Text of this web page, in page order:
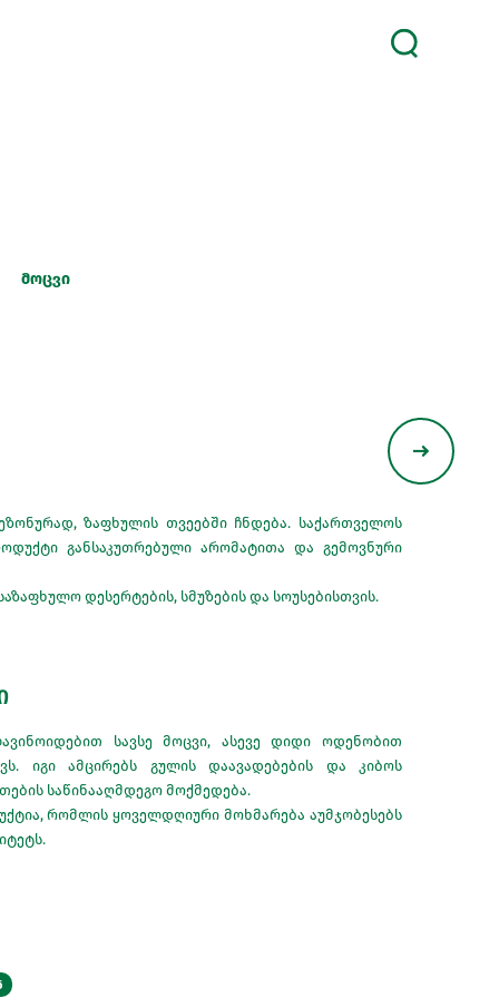
მოცვი
ზაფხულის თვეებში ჩნდება. საქართველოს
განსაკუთრებული არომატითა და გემოვნური
დესერტების, სმუზების და სოუსებისთვის.
სავსე მოცვი, ასევე დიდი ოდენობით
იგი ამცირებს გულის დაავადებების და კიბოს
საწინააღმდეგო მოქმედება.
რომლის ყოველდღიური მოხმარება აუმჯობესებს